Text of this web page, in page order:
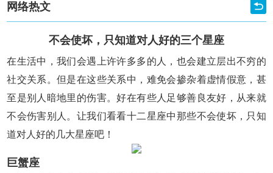
网络热文
不会使坏，只知道对人好的三个星座
在生活中，我们会遇上许许多多的人，也会建立层出不穷的
社交关系。但是在这些关系中，难免会掺杂着虚情假意，甚
至是别人暗地里的伤害。好在有些人足够善良友好，从来就
不会伤害别人。让我们看看十二星座中那些不会使坏，只知
道对人好的几大星座吧！
巨蟹座